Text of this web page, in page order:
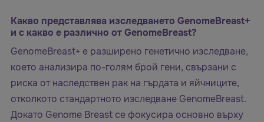
Какво представлява изследването GenomeBreast+
и с какво е различно от GenomeBreast?
GenomeBreast+ е разширено генетично изследване,
което анализира по-голям брой гени, свързани с
риска от наследствен рак на гърдата и яйчниците,
отколкото стандартното изследване GenomeBreast.
Докато Genome Breast се фокусира основно върху